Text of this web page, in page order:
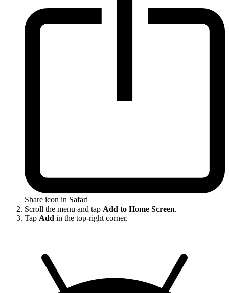
Share icon in Safari
Scroll the menu and tap Add to Home Screen.
Tap Add in the top-right corner.